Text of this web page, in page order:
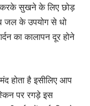
करके सुखने के लिए छोड़
जल के उपयोग से धो
का कालापन दूर होने
होता है इसीलिए आप
पर रगड़े इस